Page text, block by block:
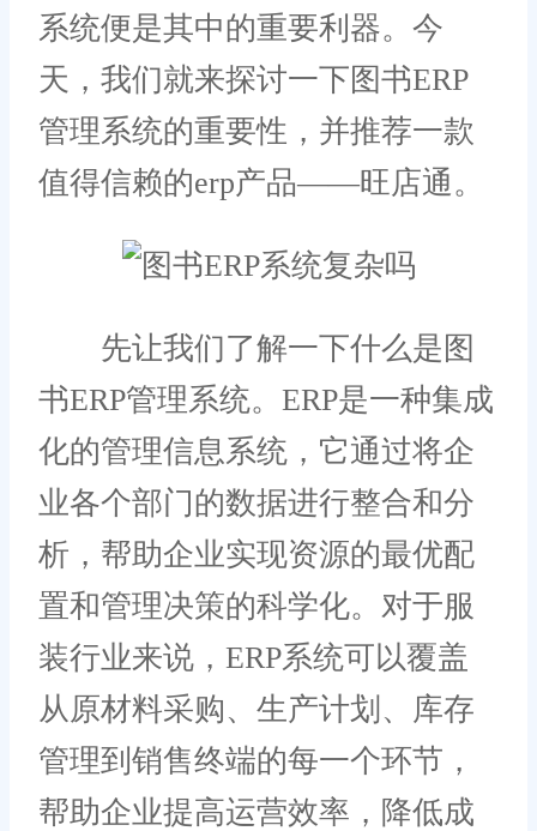
系统便是其中的重要利器。今
天，我们就来探讨一下图书ERP
管理系统的重要性，并推荐一款
值得信赖的erp产品——旺店通。
先让我们了解一下什么是图
书ERP管理系统。ERP是一种集成
化的管理信息系统，它通过将企
业各个部门的数据进行整合和分
析，帮助企业实现资源的最优配
置和管理决策的科学化。对于服
装行业来说，ERP系统可以覆盖
从原材料采购、生产计划、库存
管理到销售终端的每一个环节，
帮助企业提高运营效率，降低成